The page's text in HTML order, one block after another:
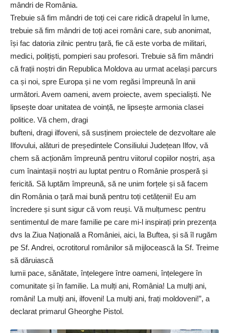
mândri de România.
Trebuie să fim mândri de toți cei care ridică drapelul în lume,
trebuie să fim mândri de toți acei români care, sub anonimat,
își fac datoria zilnic pentru țară, fie că este vorba de militari,
medici, polițiști, pompieri sau profesori. Trebuie să fim mândri
că frații noștri din Republica Moldova au urmat același parcurs
ca și noi, spre Europa și ne vom regăsi împreună în anii
următori. Avem oameni, avem proiecte, avem specialiști. Ne
lipsește doar unitatea de voință, ne lipsește armonia clasei
politice. Vă chem, dragi
bufteni, dragi ilfoveni, să susținem proiectele de dezvoltare ale
Ilfovului, alături de președintele Consiliului Județean Ilfov, vă
chem să acționăm împreună pentru viitorul copiilor noștri, așa
cum înaintașii noștri au luptat pentru o Românie prosperă și
fericită. Să luptăm împreună, să ne unim forțele și să facem
din România o țară mai bună pentru toți cetățenii! Eu am
încredere și sunt sigur că vom reuși. Vă mulțumesc pentru
sentimentul de mare familie pe care mi-l inspirați prin prezența
dvs la Ziua Națională a României, aici, la Buftea, și să îl rugăm
pe Sf. Andrei, ocrotitorul românilor să mijlocească la Sf. Treime
să dăruiască
lumii pace, sănătate, înțelegere între oameni, înțelegere în
comunitate și în familie. La mulți ani, România! La mulți ani,
români! La mulți ani, ilfoveni! La mulți ani, frați moldoveni!”, a
declarat primarul Gheorghe Pistol.